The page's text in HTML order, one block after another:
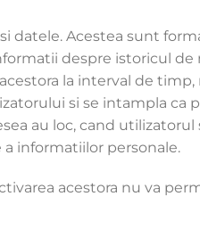
datele. Acestea sunt
despre istoricul de
la interval de timp,
si se intampla ca
au loc, cand utilizatorul
informatiilor personale.
acestora nu va